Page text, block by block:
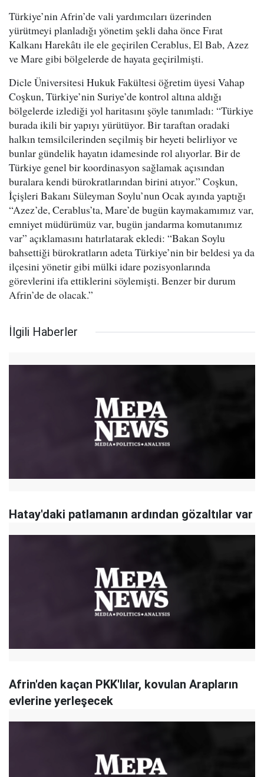
Türkiye’nin Afrin’de vali yardımcıları üzerinden
yürütmeyi planladığı yönetim şekli daha önce Fırat
Kalkanı Harekâtı ile ele geçirilen Cerablus, El Bab, Azez
ve Mare gibi bölgelerde de hayata geçirilmişti.
Dicle Üniversitesi Hukuk Fakültesi öğretim üyesi Vahap
Coşkun, Türkiye’nin Suriye’de kontrol altına aldığı
bölgelerde izlediği yol haritasını şöyle tanımladı: “Türkiye
burada ikili bir yapıyı yürütüyor. Bir taraftan oradaki
halkın temsilcilerinden seçilmiş bir heyeti belirliyor ve
bunlar gündelik hayatın idamesinde rol alıyorlar. Bir de
Türkiye genel bir koordinasyon sağlamak açısından
buralara kendi bürokratlarından birini atıyor.” Coşkun,
İçişleri Bakanı Süleyman Soylu’nun Ocak ayında yaptığı
“Azez’de, Cerablus’ta, Mare’de bugün kaymakamımız var,
emniyet müdürümüz var, bugün jandarma komutanımız
var” açıklamasını hatırlatarak ekledi: “Bakan Soylu
bahsettiği bürokratların adeta Türkiye’nin bir beldesi ya da
ilçesini yönetir gibi mülki idare pozisyonlarında
görevlerini ifa ettiklerini söylemişti. Benzer bir durum
Afrin’de de olacak.”
İlgili Haberler
Hatay'daki patlamanın ardından gözaltılar var
Afrin'den kaçan PKK'lılar, kovulan Arapların
evlerine yerleşecek